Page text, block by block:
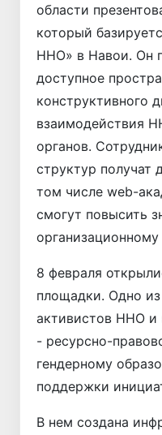
области
который
ННО» в Навои. Он
доступное
конструктивного
взаимодействия
органов.
структур получат
том числе web-
смогут повысить
8 февраля
площадки. Одно
активистов ННО и
- ресурсно-
гендерному
поддержки
В нем создана